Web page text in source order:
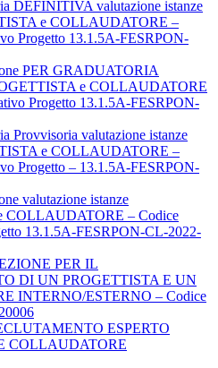
DEFINITIVA valutazione istanze
e COLLAUDATORE –
Progetto 13.1.5A-FESRPON-
PER GRADUATORIA
e COLLAUDATORE
Progetto 13.1.5A-FESRPON-
Provvisoria valutazione istanze
e COLLAUDATORE –
Progetto – 13.1.5A-FESRPON-
valutazione istanze
COLLAUDATORE – Codice
13.1.5A-FESRPON-CL-2022-
PER IL
DI UN PROGETTISTA E UN
INTERNO/ESTERNO – Codice
ESPERTO
COLLAUDATORE